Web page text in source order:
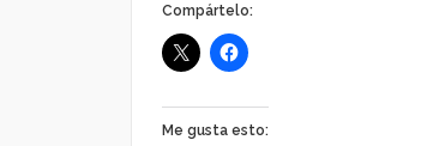
Compártelo:
Me gusta esto: